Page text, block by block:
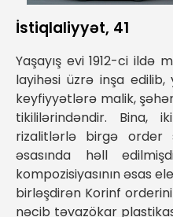
İstiqlaliyyət, 41
Yaşayış evi 1912-ci ildə
layihəsi üzrə inşa
keyfiyyətlərə malik,
tikililərindəndir. Bina,
rizalitlərlə birgə order
əsasında həll
kompozisiyasının əsas
birləşdirən Korinf
nəcib təvazökar